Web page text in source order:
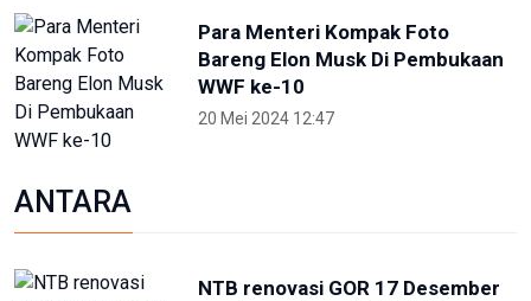
Para Menteri Kompak Foto
Bareng Elon Musk Di Pembukaan
WWF ke-10
20 Mei 2024 12:47
ANTARA
NTB renovasi GOR 17 Desember